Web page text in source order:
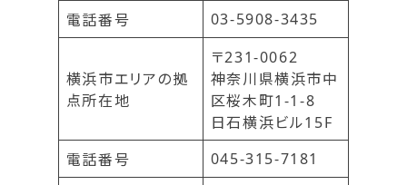
電話番号
03-5908-3435
横浜市エリアの拠
点所在地
〒231-0062
神奈川県横浜市中
区桜木町1-1-8
日石横浜ビル15F
電話番号
045-315-7181